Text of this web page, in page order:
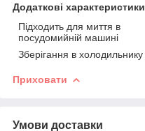
Додаткові характеристики
Підходить для миття в
посудомийній машині
Зберігання в холодильнику
Приховати
Умови доставки